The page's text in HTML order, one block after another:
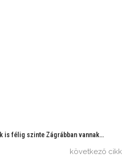
is félig szinte Zágrábban vannak…
következő cikk